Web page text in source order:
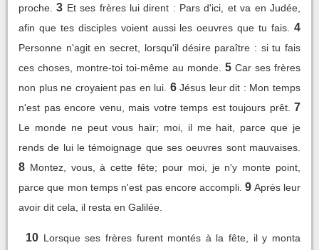
proche. 3 Et ses frères lui dirent : Pars d'ici, et va en Judée,
afin que tes disciples voient aussi les oeuvres que tu fais.
4
Personne n'agit en secret, lorsqu'il désire paraître : si tu fais
ces choses, montre-toi toi-même au monde. 5 Car ses frères
non plus ne croyaient pas en lui. 6 Jésus leur dit : Mon temps
n'est pas encore venu, mais votre temps est toujours prêt. 7
Le monde ne peut vous haïr; moi, il me hait, parce que je
rends de lui le témoignage que ses oeuvres sont mauvaises.
8 Montez, vous, à cette fête; pour moi, je n'y monte point,
parce que mon temps n'est pas encore accompli. 9 Après leur
avoir dit cela, il resta en Galilée.
10 Lorsque ses frères furent montés à la fête, il y monta